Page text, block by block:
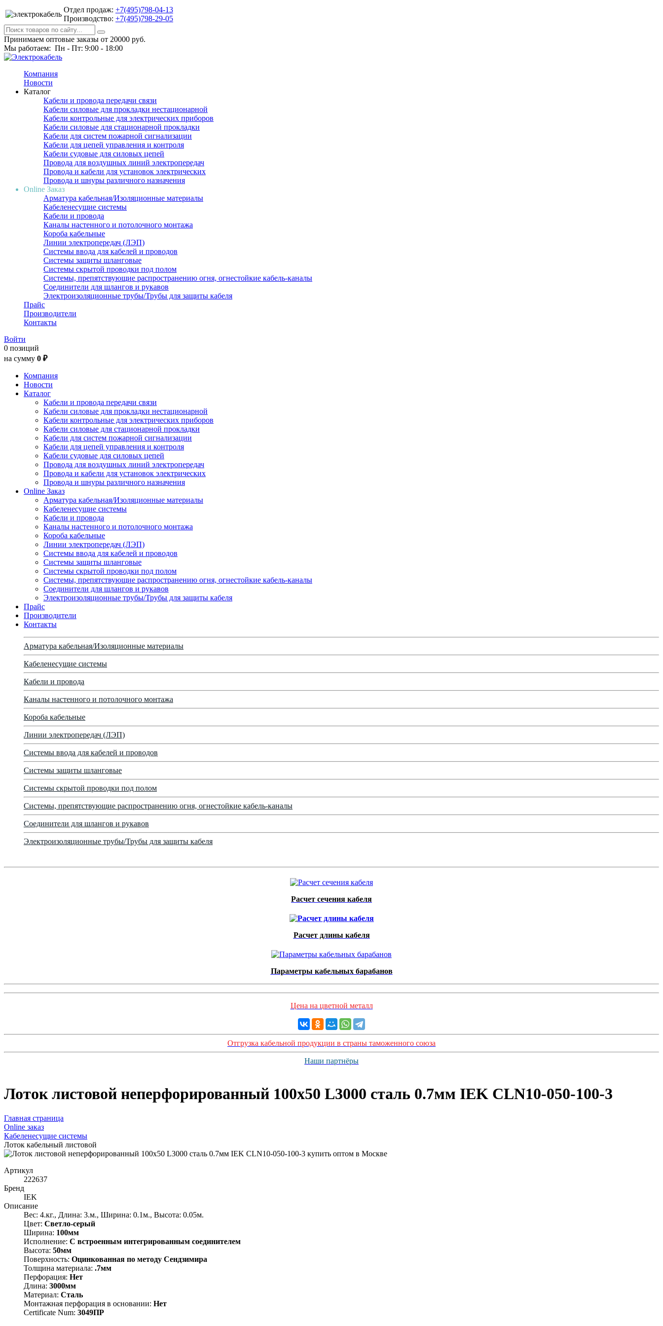
Отдел продаж: +7(495)798-04-13
Производство: +7(495)798-29-05
Принимаем оптовые заказы от 20000 руб.
Мы работаем: Пн - Пт: 9:00 - 18:00
Компания
Новости
Каталог
Кабели и провода передачи связи
Кабели силовые для прокладки нестационарной
Кабели контрольные для электрических приборов
Кабели силовые для стационарной прокладки
Кабели для систем пожарной сигнализации
Кабели для цепей управления и контроля
Кабели судовые для силовых цепей
Провода для воздушных линий электропередач
Провода и кабели для установок электрических
Провода и шнуры различного назначения
Online Заказ
Арматура кабельная/Изоляционные материалы
Кабеленесущие системы
Кабели и провода
Каналы настенного и потолочного монтажа
Короба кабельные
Линии электропередач (ЛЭП)
Системы ввода для кабелей и проводов
Системы защиты шланговые
Системы скрытой проводки под полом
Системы, препятствующие распространению огня, огнестойкие кабель-каналы
Соединители для шлангов и рукавов
Электроизоляционные трубы/Трубы для защиты кабеля
Прайс
Производители
Контакты
Войти
0 позиций
на сумму 0 ₽
Компания
Новости
Каталог
Кабели и провода передачи связи
Кабели силовые для прокладки нестационарной
Кабели контрольные для электрических приборов
Кабели силовые для стационарной прокладки
Кабели для систем пожарной сигнализации
Кабели для цепей управления и контроля
Кабели судовые для силовых цепей
Провода для воздушных линий электропередач
Провода и кабели для установок электрических
Провода и шнуры различного назначения
Online Заказ
Арматура кабельная/Изоляционные материалы
Кабеленесущие системы
Кабели и провода
Каналы настенного и потолочного монтажа
Короба кабельные
Линии электропередач (ЛЭП)
Системы ввода для кабелей и проводов
Системы защиты шланговые
Системы скрытой проводки под полом
Системы, препятствующие распространению огня, огнестойкие кабель-каналы
Соединители для шлангов и рукавов
Электроизоляционные трубы/Трубы для защиты кабеля
Прайс
Производители
Контакты
Арматура кабельная/Изоляционные материалы
Кабеленесущие системы
Кабели и провода
Каналы настенного и потолочного монтажа
Короба кабельные
Линии электропередач (ЛЭП)
Системы ввода для кабелей и проводов
Системы защиты шланговые
Системы скрытой проводки под полом
Системы, препятствующие распространению огня, огнестойкие кабель-каналы
Соединители для шлангов и рукавов
Электроизоляционные трубы/Трубы для защиты кабеля
Расчет сечения кабеля
Расчет длины кабеля
Параметры кабельных барабанов
Цена на цветной металл
Отгрузка кабельной продукции в страны таможенного союза
Наши партнёры
Лоток листовой неперфорированный 100х50 L3000 сталь 0.7мм IEK CLN10-050-100-3
Главная страница
Оnline заказ
Кабеленесущие системы
Лоток кабельный листовой
Артикул
222637
Бренд
IEK
Описание
Вес: 4.кг., Длина: 3.м., Ширина: 0.1м., Высота: 0.05м.
Цвет: Светло-серый
Ширина: 100мм
Исполнение: С встроенным интегрированным соединителем
Высота: 50мм
Поверхность: Оцинкованная по методу Сендзимира
Толщина материала: .7мм
Перфорация: Нет
Длина: 3000мм
Материал: Сталь
Монтажная перфорация в основании: Нет
Certificate Num: 3049ПР